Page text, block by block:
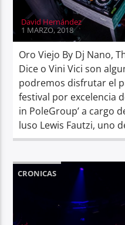
David Hernández
1 MARZO, 2018
Oro Viejo By Dj Nano,
Dice o Vini Vici son
podremos disfrutar el
festival por excelencia
in PoleGroup’ a cargo
luso Lewis Fautzi, uno
CRONICAS